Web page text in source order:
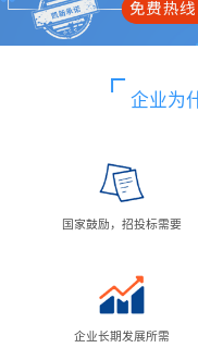
企业为
国家鼓励，招投标需要
企业长期发展所需